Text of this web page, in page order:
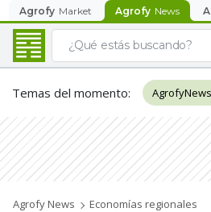
Agrofy Market Agrofy News
Temas del momento:
Agrofy News Economías regionales